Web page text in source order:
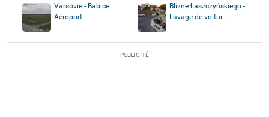
Varsovie - Babice
Aéroport
Blizne Łaszczyńskiego -
Lavage de voitur...
PUBLICITÉ